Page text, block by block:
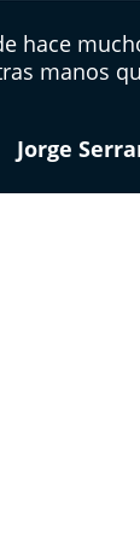
hace
manos
Jorge